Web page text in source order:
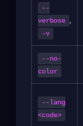
--
verbose ,
-v
--no-
color
--lang
<code>